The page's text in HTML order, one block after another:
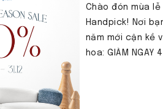
Chào đón mùa lễ
Handpick! Nơi
năm mới cận kề
hoa: GIẢM NGAY